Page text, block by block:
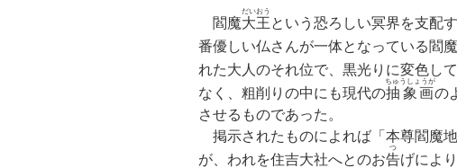
閻魔大王
だいおう
という恐ろしい冥界を支配
番優しい仏さんが一体となっている閻
れた大人のそれ位で、黒光りに変色し
なく、粗削りの中にも現代の抽象画
ちゅうしょうが
の
させるものであった。
掲示されたものによれば「本尊閻魔
が、われを住吉大社へとのお告
つ
げにより